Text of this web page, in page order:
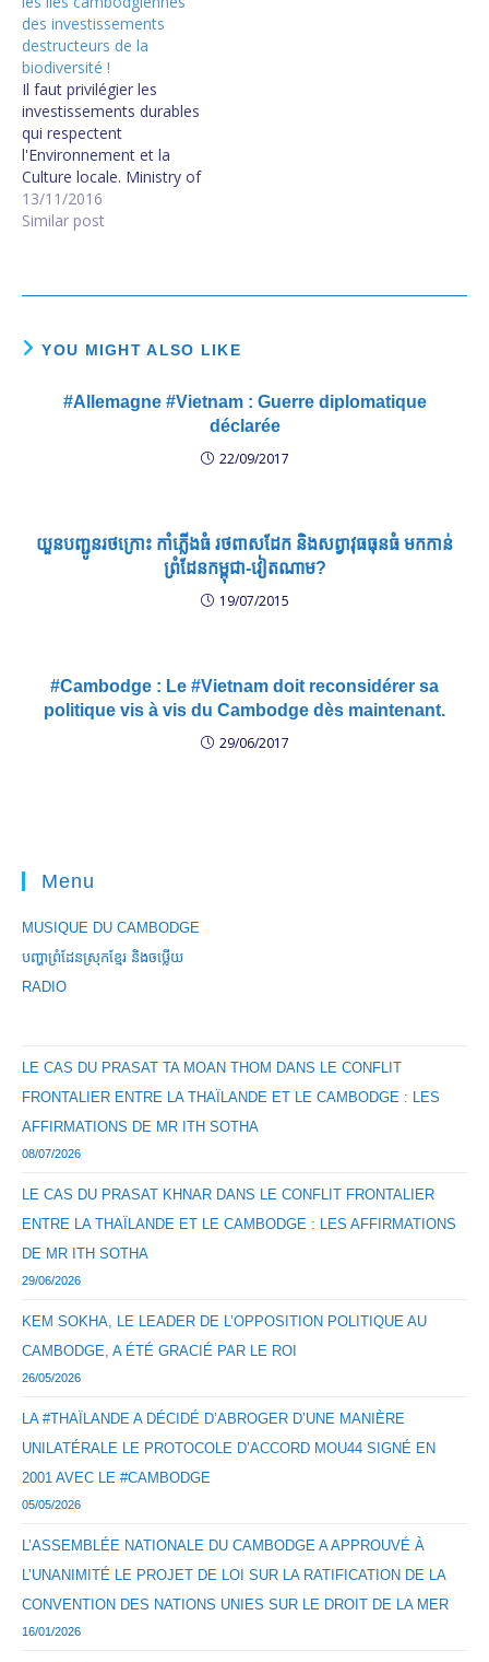
des investissements
destructeurs de la
biodiversité !
Il faut privilégier les
investissements durables
qui respectent
l'Environnement et la
Culture locale. Ministry of
Environment issues island
protection decree To the
13/11/2016
Similar post
YOU MIGHT ALSO LIKE
#Allemagne #Vietnam : Guerre diplomatique
déclarée
22/09/2017
យួន​បញ្ជូន​រថក្រោះ កាំភ្លើង​ធំ រថពាសដែក និង​សព្វាវុធ​ធុន​ធំ មកកាន់​
ព្រំដែន​កម្ពុជា​-​វៀតណាម?
19/07/2015
#Cambodge : Le #Vietnam doit reconsidérer sa
politique vis à vis du Cambodge dès maintenant.
29/06/2017
Menu
MUSIQUE DU CAMBODGE
បញ្ហាព្រំដែនស្រុកខ្មែរ និងចឞ្លើយ
RADIO
LE CAS DU PRASAT TA MOAN THOM DANS LE CONFLIT
FRONTALIER ENTRE LA THAÏLANDE ET LE CAMBODGE : LES
AFFIRMATIONS DE MR ITH SOTHA
08/07/2026
LE CAS DU PRASAT KHNAR DANS LE CONFLIT FRONTALIER
ENTRE LA THAÏLANDE ET LE CAMBODGE : LES AFFIRMATIONS
DE MR ITH SOTHA
29/06/2026
KEM SOKHA, LE LEADER DE L’OPPOSITION POLITIQUE AU
CAMBODGE, A ÉTÉ GRACIÉ PAR LE ROI
26/05/2026
LA #THAÏLANDE A DÉCIDÉ D’ABROGER D’UNE MANIÈRE
UNILATÉRALE LE PROTOCOLE D’ACCORD MOU44 SIGNÉ EN
2001 AVEC LE #CAMBODGE
05/05/2026
L’ASSEMBLÉE NATIONALE DU CAMBODGE A APPROUVÉ À
L’UNANIMITÉ LE PROJET DE LOI SUR LA RATIFICATION DE LA
CONVENTION DES NATIONS UNIES SUR LE DROIT DE LA MER
16/01/2026